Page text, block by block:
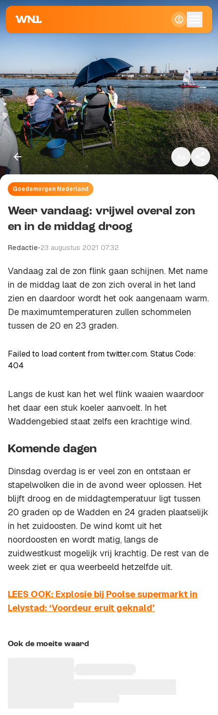
Klein
Standaard
Groot
Goedemorgen Nederland
Weer vandaag: vrijwel overal zon
en in de middag droog
Redactie•23 augustus 2021 07:32
Vandaag zal de zon flink gaan schijnen. Met name
in de middag laat de zon zich overal in het land
zien en daardoor wordt het ook aangenaam warm.
De maximumtemperaturen zullen schommelen
tussen de 20 en 23 graden.
Failed to load content from twitter.com. Status Code:
404
Langs de kust kan het wel flink waaien waardoor
het daar een stuk koeler aanvoelt. In het
Waddengebied staat zelfs een krachtige wind.
Komende dagen
Dinsdag overdag is er veel zon en ontstaan er
stapelwolken die in de avond weer oplossen. Het
blijft droog en de middagtemperatuur ligt tussen
20 graden op de Wadden en 24 graden plaatselijk
in het zuidoosten. De wind komt uit het
noordoosten en wordt matig, langs de
zuidwestkust mogelijk vrij krachtig. De rest van de
week ziet er qua weerbeeld hetzelfde uit.
LEES OOK: Explosie bij Poolse supermarkt in
Lelystad: ‘Voordeur eruit geknald’
Ook de moeite waard